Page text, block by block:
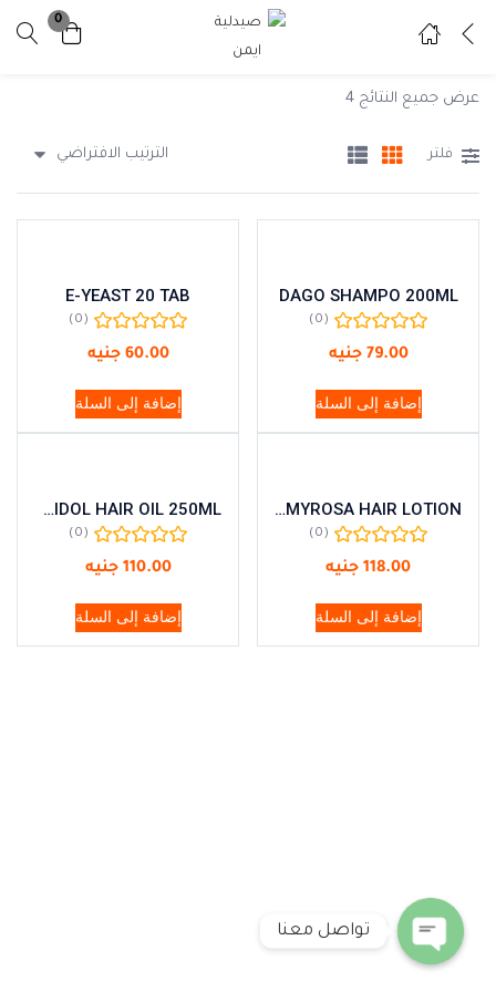
0
تسجيل
تذكرني نسيت كلمة المرور ؟
عرض جميع النتائج 4
فلتر الترتيب الافتراضي
DAGO SHAMPO 200ML
(0)
79.00 جنيه
إضافة إلى السلة
E-YEAST 20 TAB
(0)
60.00 جنيه
إضافة إلى السلة
EMMYROSA HAIR LOTION
(0)
118.00 جنيه
إضافة إلى السلة
VIVIDOL HAIR OIL 250ML
(0)
110.00 جنيه
إضافة إلى السلة
تواصل معنا